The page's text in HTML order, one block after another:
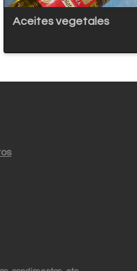
Aceites vegetales